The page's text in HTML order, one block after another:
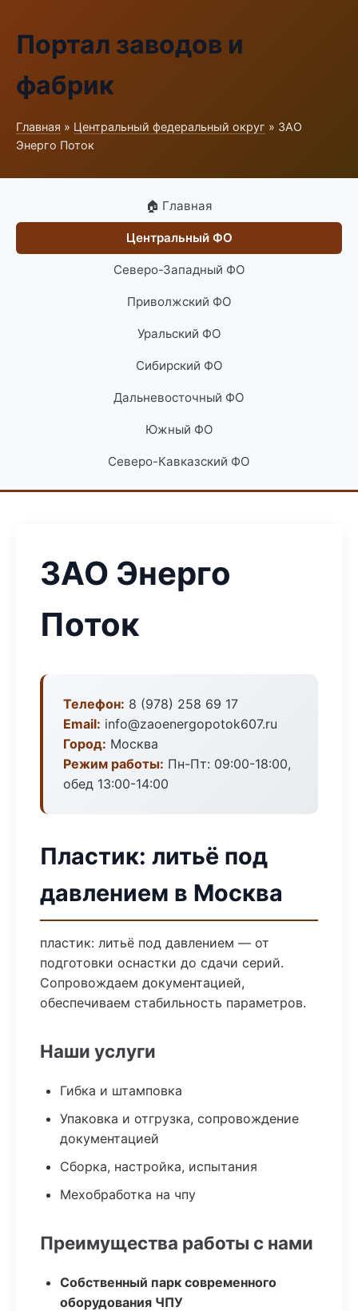
Портал заводов и
фабрик
Главная » Центральный федеральный округ » ЗАО
Энерго Поток
🏠 Главная
Центральный ФО
Северо-Западный ФО
Приволжский ФО
Уральский ФО
Сибирский ФО
Дальневосточный ФО
Южный ФО
Северо-Кавказский ФО
ЗАО Энерго
Поток
Телефон: 8 (978) 258 69 17
Email: info@zaoenergopotok607.ru
Город: Москва
Режим работы: Пн-Пт: 09:00-18:00,
обед 13:00-14:00
Пластик: литьё под
давлением в Москва
пластик: литьё под давлением — от
подготовки оснастки до сдачи серий.
Сопровождаем документацией,
обеспечиваем стабильность параметров.
Наши услуги
Гибка и штамповка
Упаковка и отгрузка, сопровождение
документацией
Сборка, настройка, испытания
Мехобработка на чпу
Преимущества работы с нами
Собственный парк современного
оборудования ЧПУ